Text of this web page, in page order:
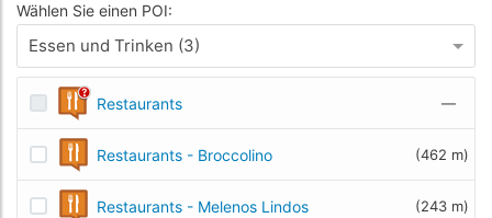
Wählen Sie einen POI:
Essen und Trinken (3)
Restaurants —
Restaurants - Broccolino (462 m)
Restaurants - Melenos Lindos (243 m)